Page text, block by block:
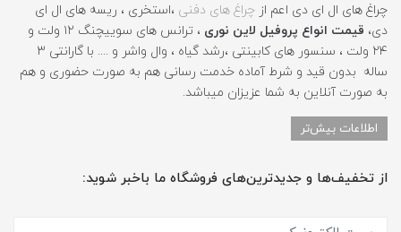
چراغ های ال ای دی اعم از چراغ های دفنی ،استخری ، ریسه های ال ای
دی، قیمت انواع پروفیل لاین نوری
، ترانس های سوییچنگ ۱۲ ولت و
۲۴ ولت ، سنسور های کابینتی ،رشد گیاه ، وال واشر و .... با گارانتی ۳
ساله بدون قید و شرط آماده خدمت رسانی هم به صورت حضوری و هم
به صورت آنلاین به شما عزیزان میباشد.
اطلاعات بیش‌تر
از تخفیف‌ها و جدیدترین‌های فروشگاه ما باخبر شوید: